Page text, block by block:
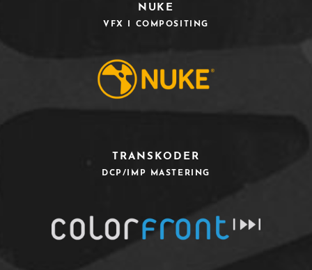
NUKE
VFX I COMPOSITING
TRANSKODER
DCP/IMP MASTERING